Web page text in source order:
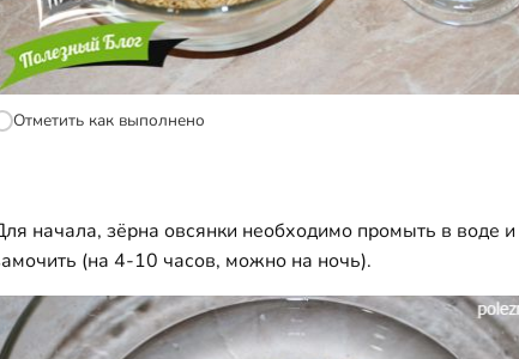
Отметить как выполнено
начала, зёрна овсянки необходимо промыть в воде и
(на 4-10 часов, можно на ночь).